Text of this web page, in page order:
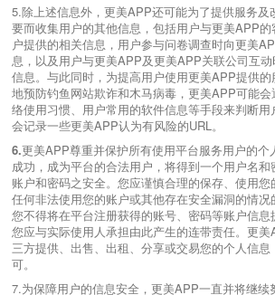
5.除上述信息外，更美APP还可能为了提供服务及
要而收集用户的其他信息，包括用户与更美APP
户提供的相关信息，用户参与问卷调查时向更美
息，以及用户与更美APP及更美APP关联公司互
信息。与此同时，为提高用户使用更美APP提供
地预防钓鱼网站欺诈和木马病毒，更美APP可能
络使用习惯、用户常用的软件信息等手段来判断
会记录一些更美APP认为有风险的URL。
6.更美APP尊重并保护所有使用平台服务用户的
成功，成为平台的合法用户，将得到一个用户名
账户和密码之安全。您应谨慎合理的保存、使用
任何非法使用您的账户或其他存在安全漏洞的情况
您不得将在平台注册获得的账号、密码等账户信
您应与实际使用人承担由此产生的连带责任。更
三方提供、出售、出租、分享或交易您的个人信
可。
7.为保障用户的信息安全，更美APP一直并将继续